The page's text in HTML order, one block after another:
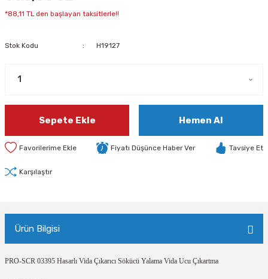
*88,11 TL den başlayan taksitlerle!!
Stok Kodu H19127
Sepete Ekle Hemen Al
Fiyatı Düşünce Haber Ver Tavsiye Et
Karşılaştır
Ürün Bilgisi
PRO-SCR 03395 Hasarlı Vida Çıkarıcı Sökücü Yalama Vida Ucu Çıkartma